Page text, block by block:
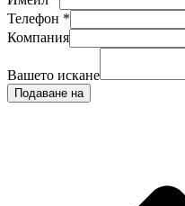
Телефон *
Компания
Вашето искане
Подаване на